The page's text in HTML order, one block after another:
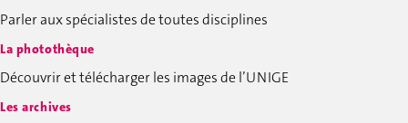
Parler aux spécialistes de toutes disciplines
La photothèque
Découvrir et télécharger les images de l’UNIGE
Les archives